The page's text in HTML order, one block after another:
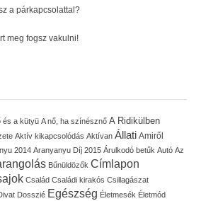
a párkapcsolattal?
meg fogsz vakulni!
és a kütyü A nő, ha színésznő A Ridikülben
Aktív kikapcsolódás Aktívan Állati Amiről
2014 Aranyanyu Díj 2015 Árulkodó betűk Autó Az
Bűnüldözők Címlapon
Család Családi kirakós Csillagászat
Dosszié Egészség Életmesék Életmód